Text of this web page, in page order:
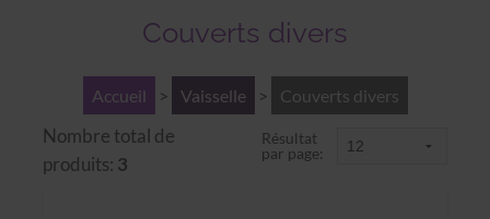
Couverts divers
Accueil > Vaisselle > Couverts divers
Nombre total de
produits: 3
Résultat
par page: